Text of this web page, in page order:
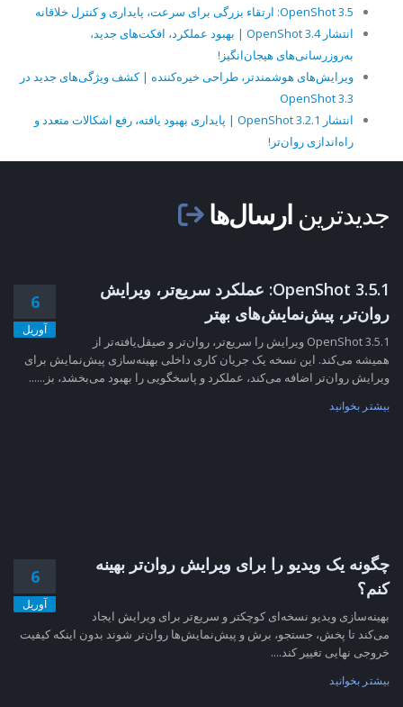
OpenShot 3.5: ارتقاء بزرگی برای سرعت، پایداری و کنترل خلاقانه
انتشار OpenShot 3.4 | بهبود عملکرد، افکت‌های جدید،
به‌روزرسانی‌های هیجان‌انگیز!
ویرایش‌های هوشمندتر، طراحی خیره‌کننده | کشف ویژگی‌های جدید در
OpenShot 3.3
انتشار OpenShot 3.2.1 | پایداری بهبود یافته، رفع اشکالات متعدد و
راه‌اندازی روان‌تر!
جدیدترین ارسال‌ها
6
آوریل
OpenShot 3.5.1: عملکرد سریع‌تر، ویرایش
روان‌تر، پیش‌نمایش‌های بهتر
OpenShot 3.5.1 ویرایش را سریع‌تر، روان‌تر و صیقل‌یافته‌تر از
همیشه می‌کند. این نسخه یک جریان کاری داخلی بهینه‌سازی پیش‌نمایش برای
ویرایش روان‌تر اضافه می‌کند، عملکرد و پاسخگویی را بهبود می‌بخشد، بز......
بیشتر بخوانید
6
آوریل
چگونه یک ویدیو را برای ویرایش روان‌تر بهینه
کنم؟
بهینه‌سازی ویدیو نسخه‌ای کوچکتر و سریع‌تر برای ویرایش ایجاد
می‌کند تا پخش، جستجو، برش و پیش‌نمایش‌ها روان‌تر شوند بدون اینکه کیفیت
خروجی نهایی تغییر کند....
بیشتر بخوانید